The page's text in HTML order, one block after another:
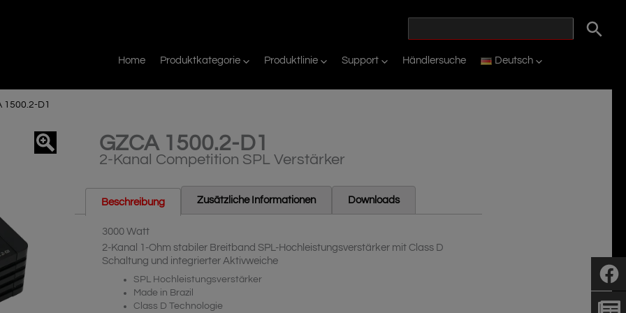
Home Produktkategorie Produktlinie Support Händlersuche Deutsch
1500.2-D1
GZCA 1500.2-D1
2-Kanal Competition SPL Verstärker
Beschreibung Zusätzliche Informationen Downloads
3000 Watt
2-Kanal 1-Ohm stabiler Breitband SPL-Hochleistungsverstärker mit Class D
Schaltung und integrierter Aktivweiche
SPL Hochleistungsverstärker
Made in Brazil
Class D Technologie